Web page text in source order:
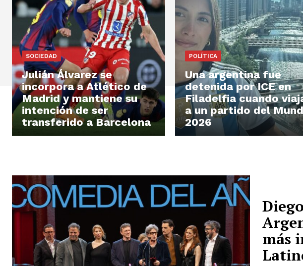
SOCIEDAD
Julián Álvarez se
incorpora a Atlético de
Madrid y mantiene su
intención de ser
transferido a Barcelona
POLÍTICA
Una argentina fue
detenida por ICE en
Filadelfia cuando
a un partido del
2026
más